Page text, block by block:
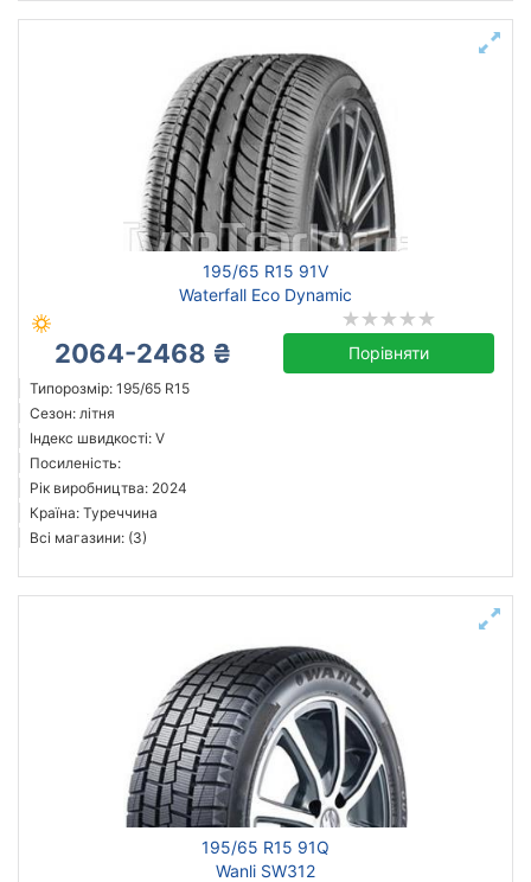
195/65 R15 91V
Waterfall Eco Dynamic
2064-2468 ₴ Порівняти
Типорозмір: 195/65 R15
Сезон: літня
Індекс швидкості: V
Посиленість:
Рік виробництва: 2024
Країна: Туреччина
Всі магазини: (3)
195/65 R15 91Q
Wanli SW312